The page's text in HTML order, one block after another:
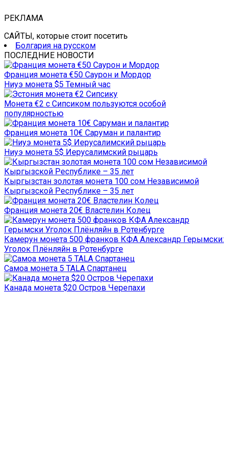
РЕКЛАМА
САЙТЫ, которые стоит посетить
Болгария на русском
ПОСЛЕДНИЕ НОВОСТИ
Франция монета €50 Саурон и Мордор
Ниуэ монета $5 Темный час
Монета €2 с Сипсиком пользуются особой
популярностью
Франция монета 10€ Саруман и палантир
Ниуэ монета 5$ Иерусалимский рыцарь
Кыргызстан золотая монета 100 сом Независимой
Кыргызской Республике – 35 лет
Франция монета 20€ Властелин Колец
Камерун монета 500 франков КФА Александр Герымски:
Уголок Плёнляйн в Ротенбурге
Самоа монета 5 TALA Спартанец
Канада монета $20 Остров Черепахи